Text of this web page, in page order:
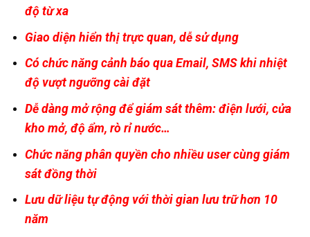
độ từ xa
Giao diện hiển thị trực quan, dễ sử dụng
Có chức năng cảnh báo qua Email, SMS khi nhiệt
độ vượt ngưỡng cài đặt
Dễ dàng mở rộng để giám sát thêm: điện lưới, cửa
kho mở, độ ẩm, rò rỉ nước…
Chức năng phân quyền cho nhiều user cùng giám
sát đồng thời
Lưu dữ liệu tự động với thời gian lưu trữ hơn 10
năm